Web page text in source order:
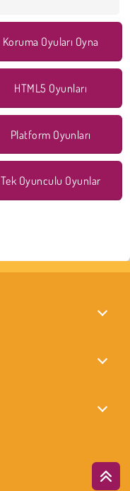
Koruma Oyuları Oyna
HTML5 Oyunları
Platform Oyunları
Tek Oyunculu Oyunlar